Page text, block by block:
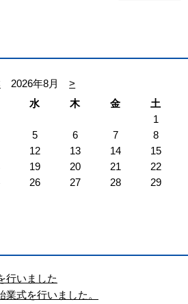
2026年8月
>
水 木 金
土
1
5 6 7
8
12 13 14
15
19 20 21
22
26 27 28
29
いました
式を行いました。